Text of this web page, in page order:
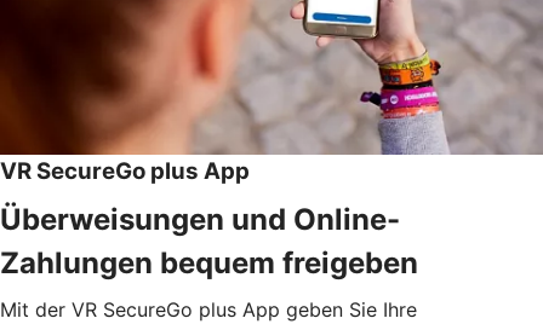
VR SecureGo plus App
Überweisungen und Online-
Zahlungen bequem freigeben
Mit der VR SecureGo plus App geben Sie Ihre